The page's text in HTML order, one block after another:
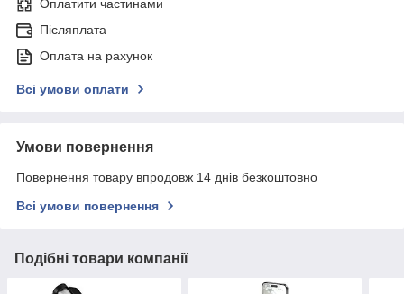
Оплатити частинами
Післяплата
Оплата на рахунок
Всі умови оплати
Умови повернення
Повернення товару впродовж 14 днів безкоштовно
Всі умови повернення
Подібні товари компанії